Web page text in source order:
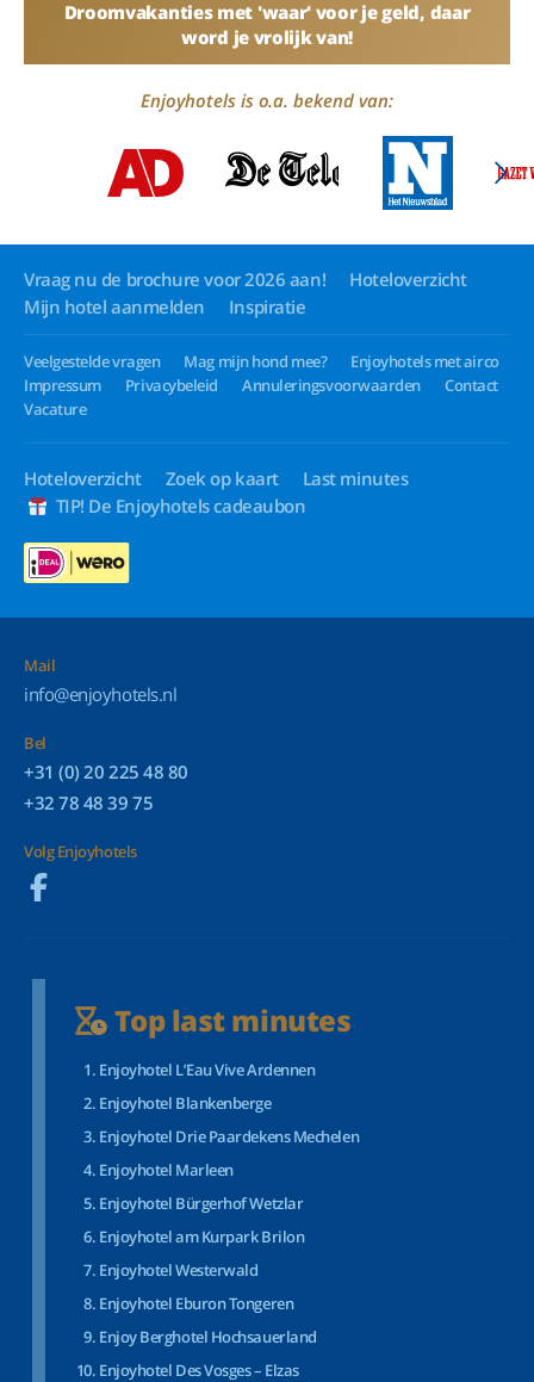
Droomvakanties met 'waar' voor je geld, daar
word je vrolijk van!
Enjoyhotels is o.a. bekend van:
Vraag nu de brochure voor 2026 aan!
Hoteloverzicht
Mijn hotel aanmelden
Inspiratie
Veelgestelde vragen Mag mijn hond mee?
Enjoyhotels met airco
Impressum
Privacybeleid Annuleringsvoorwaarden
Contact
Vacature
Hoteloverzicht Zoek op kaart
Last minutes
TIP! De Enjoyhotels cadeaubon
Mail
info@enjoyhotels.nl
Bel
+31 (0) 20 225 48 80
+32 78 48 39 75
Volg Enjoyhotels
Top last minutes
Enjoyhotel L’Eau Vive Ardennen
Enjoyhotel Blankenberge
Enjoyhotel Drie Paardekens Mechelen
Enjoyhotel Marleen
Enjoyhotel Bürgerhof Wetzlar
Enjoyhotel am Kurpark Brilon
Enjoyhotel Westerwald
Enjoyhotel Eburon Tongeren
Enjoy Berghotel Hochsauerland
Enjoyhotel Des Vosges – Elzas